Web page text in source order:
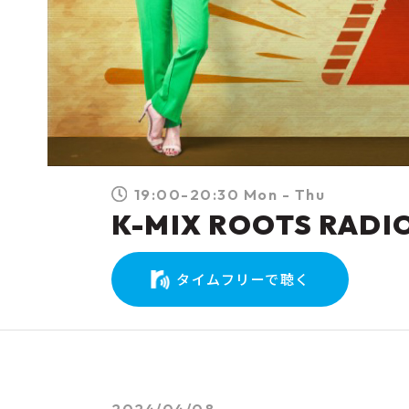
19:00-20:30 Mon - Thu
K-MIX ROOTS
タイムフリーで聴く